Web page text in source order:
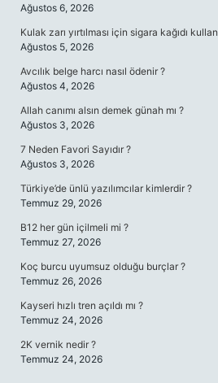
Ağustos 6, 2026
Kulak zarı yırtılması için sigara kağıdı
Ağustos 5, 2026
Avcılık belge harcı nasıl ödenir ?
Ağustos 4, 2026
Allah canımı alsın demek günah mı ?
Ağustos 3, 2026
7 Neden Favori Sayıdır ?
Ağustos 3, 2026
Türkiye’de ünlü yazılımcılar kimlerdir ?
Temmuz 29, 2026
B12 her gün içilmeli mi ?
Temmuz 27, 2026
Koç burcu uyumsuz olduğu burçlar ?
Temmuz 26, 2026
Kayseri hızlı tren açıldı mı ?
Temmuz 24, 2026
2K vernik nedir ?
Temmuz 24, 2026